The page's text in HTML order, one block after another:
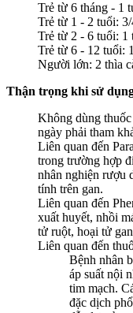
Trẻ từ 6 tháng - 1
Trẻ từ 1 - 2 tuổi:
Trẻ từ 2 - 6 tuổi: 1
Trẻ từ 6 - 12 tuổi:
Người lớn: 2 thìa
Thận trọng khi sử
Không dùng
ngày phải tham
Liên quan đến
trong trường hợp
nhân nghiện rượu
tính trên gan.
Liên quan đến
xuất huyết, nhồi
tử ruột, hoại tử
Liên quan đến
Bệnh nhân
áp suất nội
tim mạch.
đặc dịch